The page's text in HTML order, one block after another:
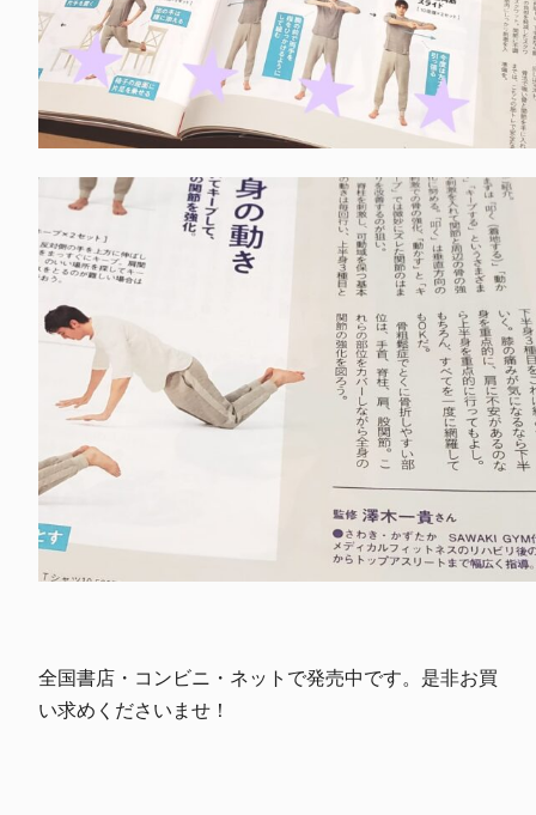
全国書店・コンビニ・ネットで発売中です。是非お買
い求めくださいませ！